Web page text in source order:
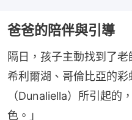
爸爸的陪伴與引導
隔日，孩子主動找到了
希利爾湖、哥倫比亞的
（Dunaliella）所引起的
色。」